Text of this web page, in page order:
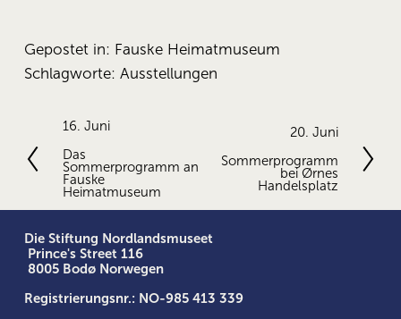
Gepostet in: Fauske Heimatmuseum
Schlagworte: Ausstellungen
V
o
r
h
e
i
g
e
16. Juni
Das
Sommerprogramm an
Fauske
Heimatmuseum
e
20. Juni
Sommerprogramm
bei Ørnes
Handelsplatz
Die Stiftung Nordlandsmuseet
Prince's Street 116
8005 Bodø Norwegen
Registrierungsnr.: NO-985 413 339